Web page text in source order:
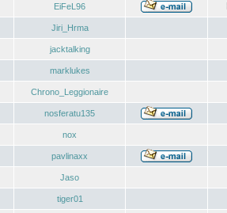
EiFeL96
Jiri_Hrma
jacktalking
marklukes
Chrono_Leggionaire
nosferatu135
nox
pavlinaxx
Jaso
tiger01